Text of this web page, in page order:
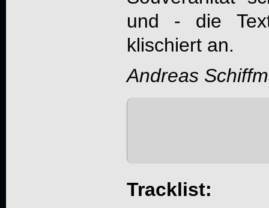
und - die
klischiert an.
Andreas
Tracklist: